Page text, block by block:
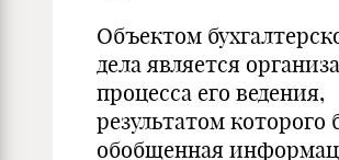
Объектом
дела является
процесса его ведения,
результатом которого
обобщенная